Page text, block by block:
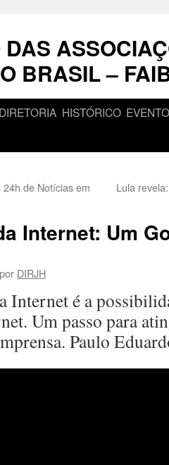
BRASIL –
DIRETORIA HISTÓRICO
de Notícias em
Lula
Internet: Um
por DIRJH
é a
Um passo para
Paulo